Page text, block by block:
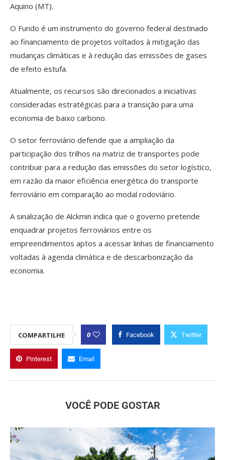
Aquino (MT).
O Fundo é um instrumento do governo federal destinado
ao financiamento de projetos voltados à mitigação das
mudanças climáticas e à redução das emissões de gases
de efeito estufa.
Atualmente, os recursos são direcionados a iniciativas
consideradas estratégicas para a transição para uma
economia de baixo carbono.
O setor ferroviário defende que a ampliação da
participação dos trilhos na matriz de transportes pode
contribuir para a redução das emissões do setor logístico,
em razão da maior eficiência energética do transporte
ferroviário em comparação ao modal rodoviário.
A sinalização de Alckmin indica que o governo pretende
enquadrar projetos ferroviários entre os
empreendimentos aptos a acessar linhas de financiamento
voltadas à agenda climática e de descarbonização da
economia.
COMPARTILHE 0 Facebook Twitter
Pinterest Email
VOCÊ PODE GOSTAR